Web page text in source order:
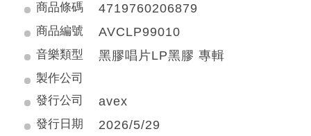
商品條碼 4719760206879
商品編號 AVCLP99010
音樂類型 黑膠唱片LP黑膠 專輯
製作公司
發行公司
avex
發行日期 2026/5/29